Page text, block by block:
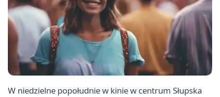
W niedzielne popołudnie w kinie w centrum Słupska